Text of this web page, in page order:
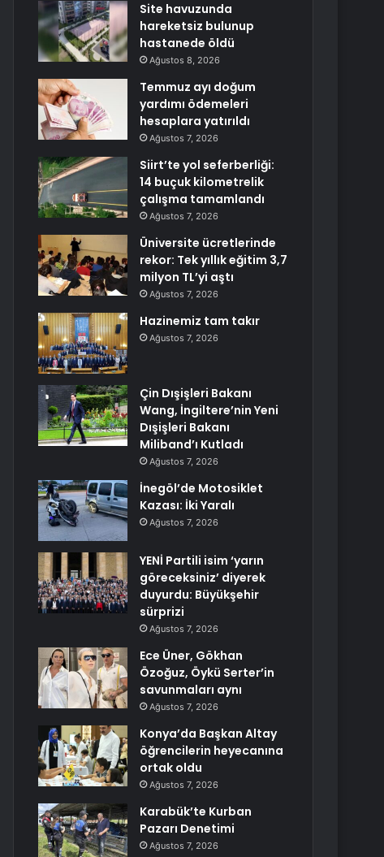
Site havuzunda
hareketsiz bulunup
hastanede öldü
Ağustos 8, 2026
Temmuz ayı doğum
yardımı ödemeleri
hesaplara yatırıldı
Ağustos 7, 2026
Siirt’te yol seferberliği:
14 buçuk kilometrelik
çalışma tamamlandı
Ağustos 7, 2026
Üniversite ücretlerinde
rekor: Tek yıllık eğitim 3,7
milyon TL’yi aştı
Ağustos 7, 2026
Hazinemiz tam takır
Ağustos 7, 2026
Çin Dışişleri Bakanı
Wang, İngiltere’nin Yeni
Dışişleri Bakanı
Miliband’ı Kutladı
Ağustos 7, 2026
İnegöl’de Motosiklet
Kazası: İki Yaralı
Ağustos 7, 2026
YENİ Partili isim ‘yarın
göreceksiniz’ diyerek
duyurdu: Büyükşehir
sürprizi
Ağustos 7, 2026
Ece Üner, Gökhan
Özoğuz, Öykü Serter’in
savunmaları aynı
Ağustos 7, 2026
Konya’da Başkan Altay
öğrencilerin heyecanına
ortak oldu
Ağustos 7, 2026
Karabük’te Kurban
Pazarı Denetimi
Ağustos 7, 2026